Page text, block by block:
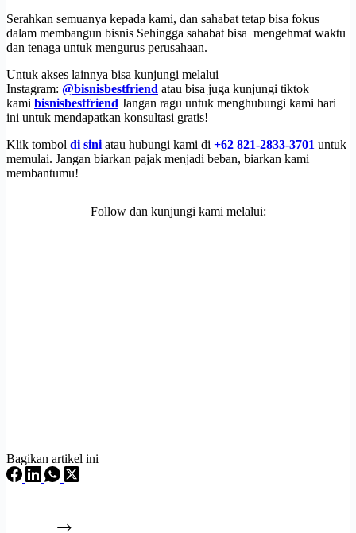
Serahkan semuanya kepada kami, dan sahabat tetap bisa fokus
dalam membangun bisnis Sehingga sahabat bisa mengehmat waktu
dan tenaga untuk mengurus perusahaan.
Untuk akses lainnya bisa kunjungi melalui
Instagram: @bisnisbestfriend atau bisa juga kunjungi tiktok
kami bisnisbestfriend Jangan ragu untuk menghubungi kami hari
ini untuk mendapatkan konsultasi gratis!
Klik tombol di sini atau hubungi kami di +62 821-2833-3701 untuk
memulai. Jangan biarkan pajak menjadi beban, biarkan kami
membantumu!
Follow dan kunjungi kami melalui:
Bagikan artikel ini